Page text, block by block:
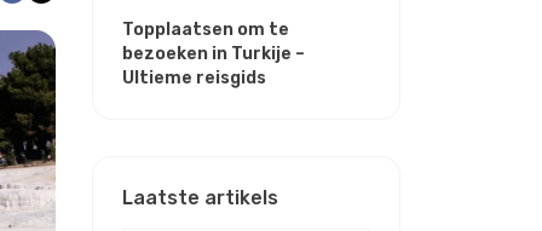
Topplaatsen om te
bezoeken in Turkije –
Ultieme reisgids
Laatste artikels